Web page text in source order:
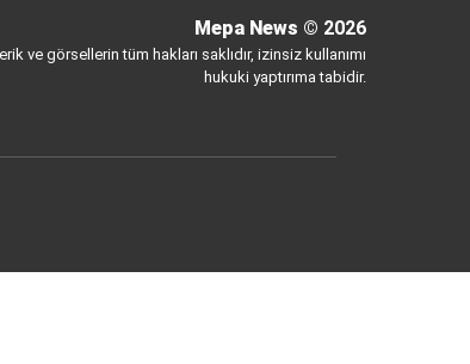
Mepa News © 2026
ve görsellerin tüm hakları saklıdır, izinsiz kullanımı
hukuki yaptırıma tabidir.